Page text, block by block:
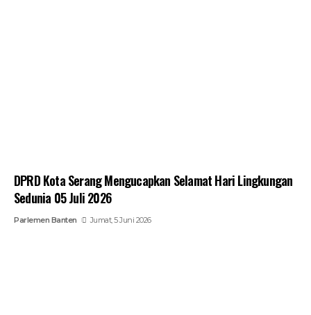
DPRD Kota Serang Mengucapkan Selamat Hari Lingkungan
Sedunia 05 Juli 2026
Parlemen Banten Jumat, 5 Juni 2026